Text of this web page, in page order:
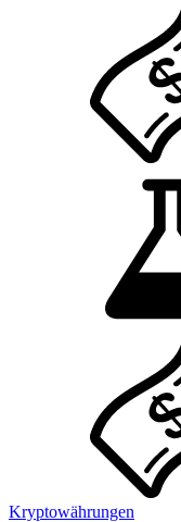
Kryptowährungen